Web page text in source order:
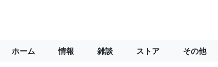
ホーム 情報 雑談 ストア その他